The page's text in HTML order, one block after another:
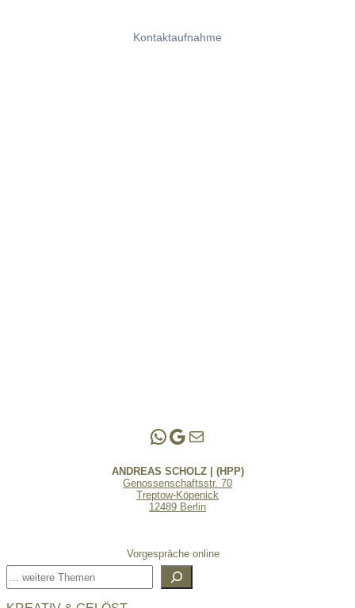
Kontaktaufnahme
Andreas Scholz | (HPP)
Praxis Adlershof
E-Mail an mich ...
ANDREAS SCHOLZ | (HPP)
Genossenschaftsstr. 70
Treptow-Köpenick
12489 Berlin
Vorgespräche online
Suchen